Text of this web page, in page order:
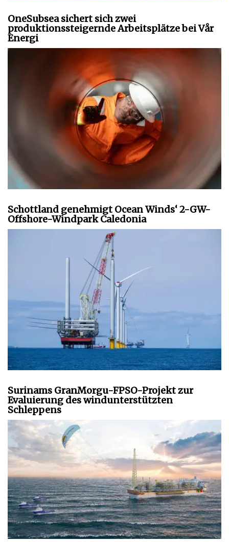
OneSubsea sichert sich zwei
produktionssteigernde Arbeitsplätze bei Vår
Energi
Schottland genehmigt Ocean Winds‘ 2-GW-
Offshore-Windpark Caledonia
Surinams GranMorgu-FPSO-Projekt zur
Evaluierung des windunterstützten
Schleppens